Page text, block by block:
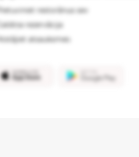
Pietuviniet restorānus sev
Galdiņa rezervācija
Atstājiet atsauksmes